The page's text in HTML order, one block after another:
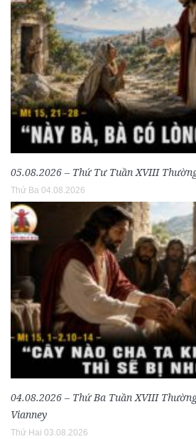
05.08.2026 – Thứ Tư Tuần XVIII
Thứ Ba 04.08.2026
04.08.2026 – Thứ Ba Tuần XVIII
Vianney
Thứ Hai 03.08.2026